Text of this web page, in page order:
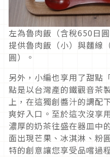
左為魯肉飯（含稅650日
提供魯肉飯（小）與麵線
圓）。
另外，小編也享用了甜點
點是以台灣產的鐵觀音茶
上，在這獨創醬汁的調配
爽好入口。至於這次沒享
濃厚的奶茶往盛在器皿中
面出現芒果、冰淇淋、粉
特的創意讓您享受品嚐過